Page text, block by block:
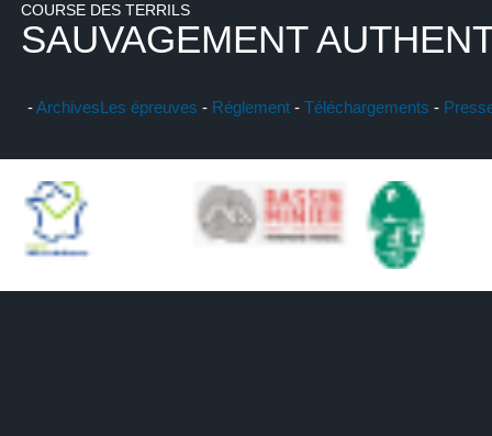
COURSE DES TERRILS
SAUVAGEMENT
-ArchivesLes épreuves - Réglement - Téléchargements -